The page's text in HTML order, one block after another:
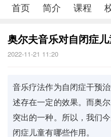
首页 简介 课程
奥尔夫音乐对自闭症儿
2022-11-21 11:20
音乐疗法作为自闭症干预
述存在一定的效果。而奥
突出的一种。所以，我们
闭症儿童有哪些作用。